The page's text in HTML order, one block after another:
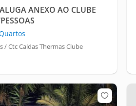
ANEXO AO CLUBE
/ Ctc Caldas Thermas Clube